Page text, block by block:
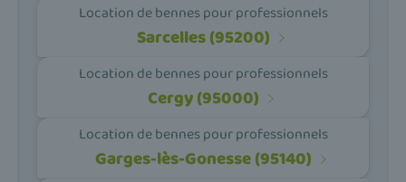
Location de bennes pour professionnels
Sarcelles (95200)
Location de bennes pour professionnels
Cergy (95000)
Location de bennes pour professionnels
Garges-lès-Gonesse (95140)